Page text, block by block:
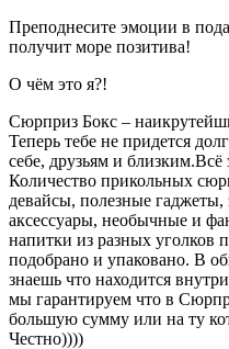
Преподнесите эмоции в
получит море позитива!
О чём это я?!
Сюрприз Бокс –
Теперь тебе не придется
себе, друзьям и близким.Всё
Количество прикольных
девайсы, полезные
аксессуары, необычные и
напитки из разных уголков
подобрано и упаковано. В
знаешь что находится
мы гарантируем что в
большую сумму или на ту
Честно))))